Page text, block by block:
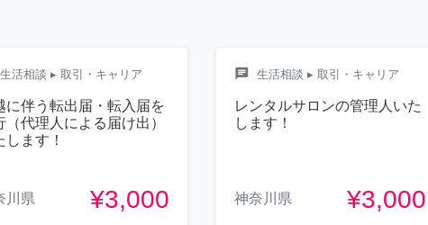
生活相談 ▸ 取引・キャリア
に伴う転出届・転入届を
（代理人による届け出）
します！
川県 ¥3,000
chat 生活相談 ▸ 取引・キャリア
レンタルサロンの管理人いた
します！
神奈川県 ¥3,000